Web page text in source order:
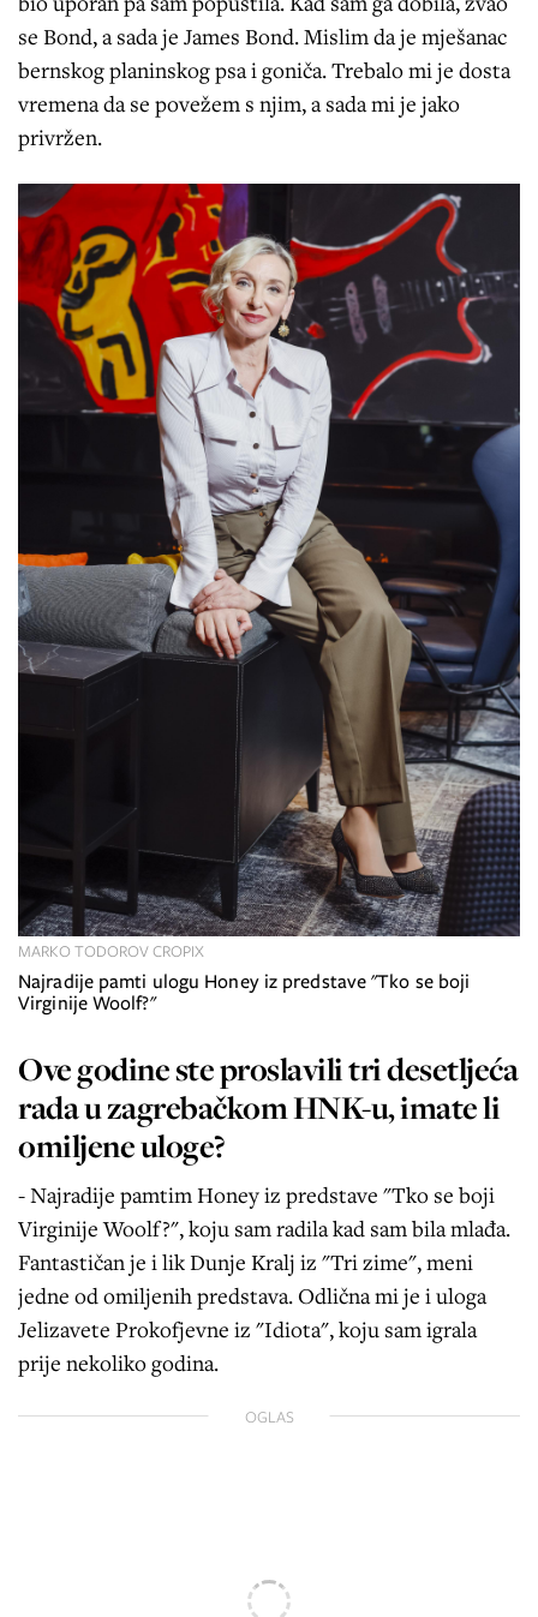
se Bond, a sada je James Bond. Mislim da je mješanac
bernskog planinskog psa i goniča. Trebalo mi je dosta
vremena da se povežem s njim, a sada mi je jako
privržen.
Najradije pamti ulogu Honey iz predstave "Tko se boji
Virginije Woolf?"
MARKO TODOROV CROPIX
Ove godine ste proslavili tri desetljeća
rada u zagrebačkom HNK-u, imate li
omiljene uloge?
- Najradije pamtim Honey iz predstave "Tko se boji
Virginije Woolf?", koju sam radila kad sam bila mlađa.
Fantastičan je i lik Dunje Kralj iz "Tri zime", meni
jedne od omiljenih predstava. Odlična mi je i uloga
Jelizavete Prokofjevne iz "Idiota", koju sam igrala
prije nekoliko godina.
OGLAS